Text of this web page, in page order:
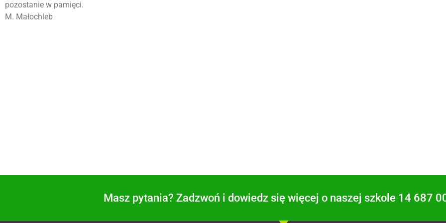
pozostanie w pamięci.
M. Małochleb
Masz pytania? Zadzwoń i dowiedz się więcej o naszej szkole 14 687